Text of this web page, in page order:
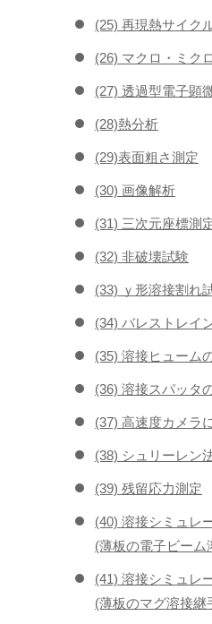
(25) 再現熱サイク
(26) マクロ・ミク
(27) 透過型電子顕
(28)熱分析
(29)表面粗さ測定
(30) 画像解析
(31) 三次元座標測
(32) 非破壊試験
(33) ｙ形溶接割れ
(34) バレストレイ
(35) 溶接ヒューム
(36) 溶接スパッタ
(37) 高速度カメラ
(38) シュリーレン
(39) 残留応力測定
(40) 溶接シミュレ
(薄板の電子ビーム
(41) 溶接シミュレ
(薄板のマグ溶接継